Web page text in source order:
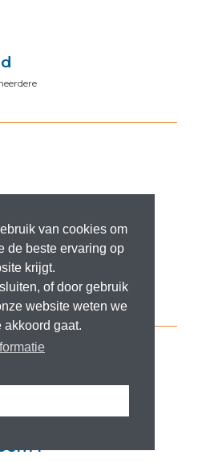
van cookies om
de beste ervaring op
krijgt.
of door gebruik
website weten we
akkoord gaat.